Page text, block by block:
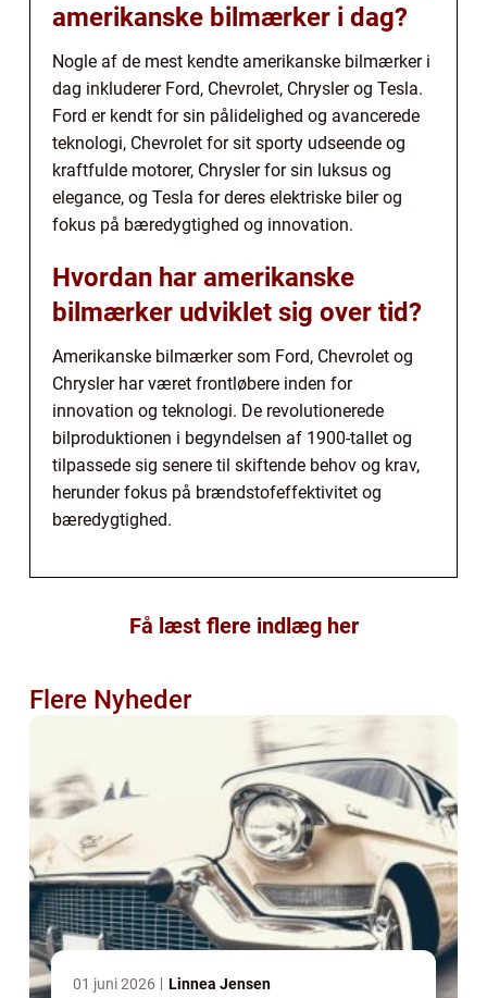
amerikanske bilmærker i dag?
Nogle af de mest kendte amerikanske bilmærker i
dag inkluderer Ford, Chevrolet, Chrysler og Tesla.
Ford er kendt for sin pålidelighed og avancerede
teknologi, Chevrolet for sit sporty udseende og
kraftfulde motorer, Chrysler for sin luksus og
elegance, og Tesla for deres elektriske biler og
fokus på bæredygtighed og innovation.
Hvordan har amerikanske
bilmærker udviklet sig over tid?
Amerikanske bilmærker som Ford, Chevrolet og
Chrysler har været frontløbere inden for
innovation og teknologi. De revolutionerede
bilproduktionen i begyndelsen af 1900-tallet og
tilpassede sig senere til skiftende behov og krav,
herunder fokus på brændstofeffektivitet og
bæredygtighed.
Få læst flere indlæg her
Flere Nyheder
01 juni 2026 Linnea Jensen